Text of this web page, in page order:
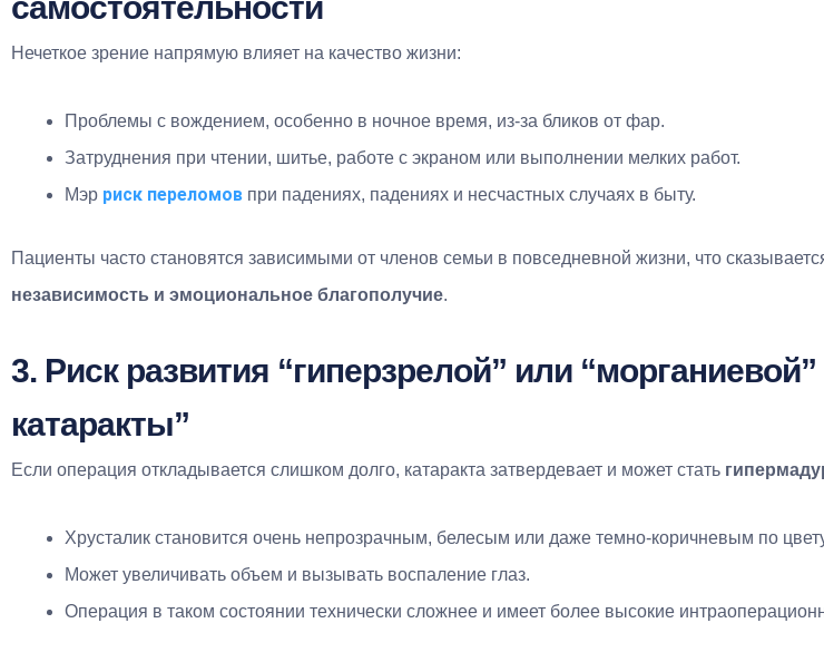
Нечеткое зрение напрямую влияет на качество жизни:
Проблемы с вождением, особенно в ночное время, из-за бликов от фар.
Затруднения при чтении, шитье, работе с экраном или выполнении мелких работ.
Мэр риск переломов при падениях, падениях и несчастных случаях в быту.
Пациенты часто становятся зависимыми от членов семьи в повседневной жизни, что
независимость и эмоциональное благополучие.
3. Риск развития “гиперзрелой” или “морганиевой”
катаракты”
Если операция откладывается слишком долго, катаракта затвердевает и может стать
Хрусталик становится очень непрозрачным, белесым или даже темно-коричневым по
Может увеличивать объем и вызывать воспаление глаз.
Операция в таком состоянии технически сложнее и имеет более высокие